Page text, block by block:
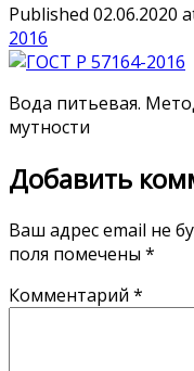
Published 02.06.2020
2016
Вода питьевая.
мутности
Добавить
Ваш адрес email не
поля помечены *
Комментарий *